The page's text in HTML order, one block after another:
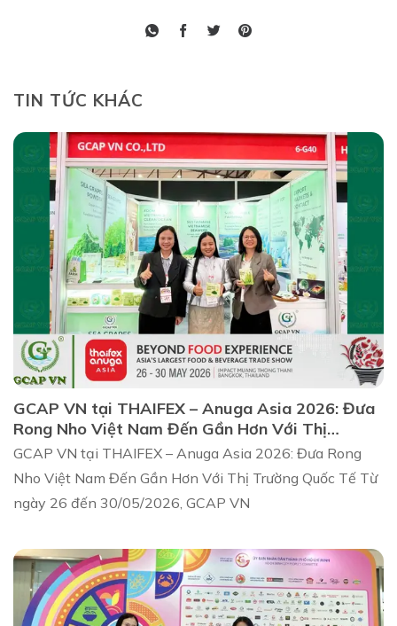
TIN TỨC KHÁC
GCAP VN tại THAIFEX – Anuga Asia 2026: Đưa
Rong Nho Việt Nam Đến Gần Hơn Với Thị
Trường Quốc Tế
GCAP VN tại THAIFEX – Anuga Asia 2026: Đưa Rong
Nho Việt Nam Đến Gần Hơn Với Thị Trường Quốc Tế Từ
ngày 26 đến 30/05/2026, GCAP VN